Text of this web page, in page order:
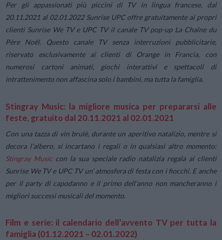
Per gli appassionati più piccini di TV in lingua francese, dal
20.11.2021 al 02.01.2022 Sunrise UPC offre gratuitamente ai propri
clienti Sunrise We TV e UPC TV il canale TV pop-up La Chaîne du
Père Noël. Questo canale TV senza interruzioni pubblicitarie,
riservato esclusivamente ai clienti di Orange in Francia, con
numerosi cartoni animati, giochi interattivi e spettacoli di
intrattenimento non affascina solo i bambini, ma tutta la famiglia.
Stingray Music: la migliore musica per prepararsi alle
feste, gratuito dal 20.11.2021 al 02.01.2021
Con una tazza di vin brulè, durante un aperitivo natalizio, mentre si
decora l’albero, si incartano i regali o in qualsiasi altro momento:
Stingray Musiccon la sua speciale radio natalizia regala ai clienti
Sunrise We TV e UPC TV un’ atmosfera di festa con i fiocchi. E anche
per il party di capodanno e il primo dell’anno non mancheranno i
migliori successi musicali del momento.
Film e serie: il calendario dell’avvento TV per tutta la
famiglia (01.12.2021 – 02.01.2022)